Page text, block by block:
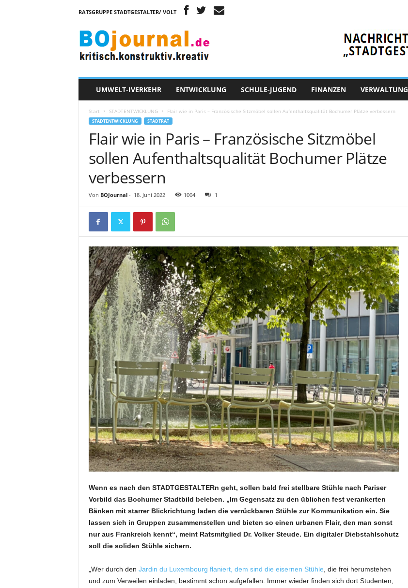
RATSGRUPPE STADTGESTALTER/ VOLT
O
o
UMWELT-IVERKEHR ENTWICKLUNG SCHULE-JUGEND FINANZEN VERWALTUNG
Start STADTENTWICKLUNG Flair wie in Paris – Französische Sitzmöbel sollen Aufenthaltsqualität Bochumer Plätze verbessern
STADTENTWICKLUNG STADTRAT
Flair wie in Paris – Französische Sitzmöbel
sollen Aufenthaltsqualität Bochumer Plätze
verbessern
Von BOJournal- 18. Juni 2022 1004 1
Wenn es nach den STADTGESTALTERn geht, sollen bald frei stellbare Stühle nach Pariser
Vorbild das Bochumer Stadtbild beleben. „Im Gegensatz zu den üblichen fest verankerten
Bänken mit starrer Blickrichtung laden die verrückbaren Stühle zur Kommunikation ein. Sie
lassen sich in Gruppen zusammenstellen und bieten so einen urbanen Flair, den man sonst
nur aus Frankreich kennt“, meint Ratsmitglied Dr. Volker Steude. Ein digitaler Diebstahlschutz
soll die soliden Stühle sichern.
„Wer durch den Jardin du Luxembourg flaniert, dem sind die eisernen Stühle , die frei herumstehen
und zum Verweilen einladen, bestimmt schon aufgefallen. Immer wieder finden sich dort Studenten,